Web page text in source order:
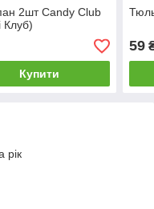
2шт Candy Club
Клуб)
Купити
59
рік